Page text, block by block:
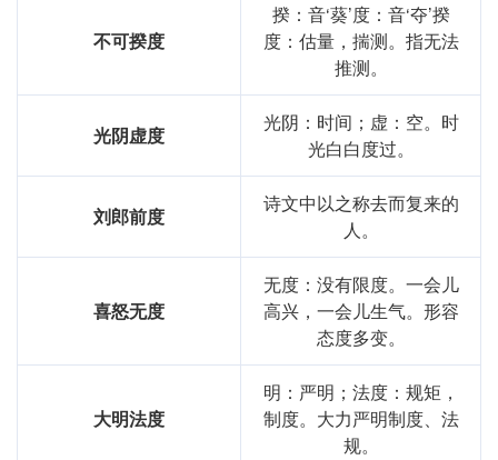
不可揆度
揆：音‘葵’度：音‘夺’揆
度：估量，揣测。指无法
推测。
光阴虚度
光阴：时间；虚：空。时
光白白度过。
刘郎前度
诗文中以之称去而复来的
人。
喜怒无度
无度：没有限度。一会儿
高兴，一会儿生气。形容
态度多变。
大明法度
明：严明；法度：规矩，
制度。大力严明制度、法
规。